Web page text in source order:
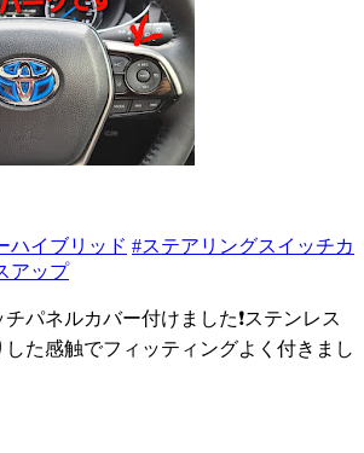
ハイブリッド #ステアリングスイッチカ
アップ
パネルカバー付けました❗ステンレス
た感触でフィッティングよく付きまし